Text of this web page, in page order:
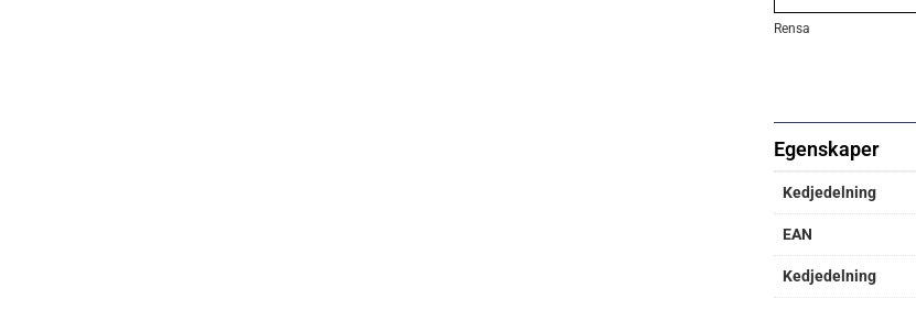
Rensa
Egenskaper
Kedjedelning
EAN
Kedjedelning